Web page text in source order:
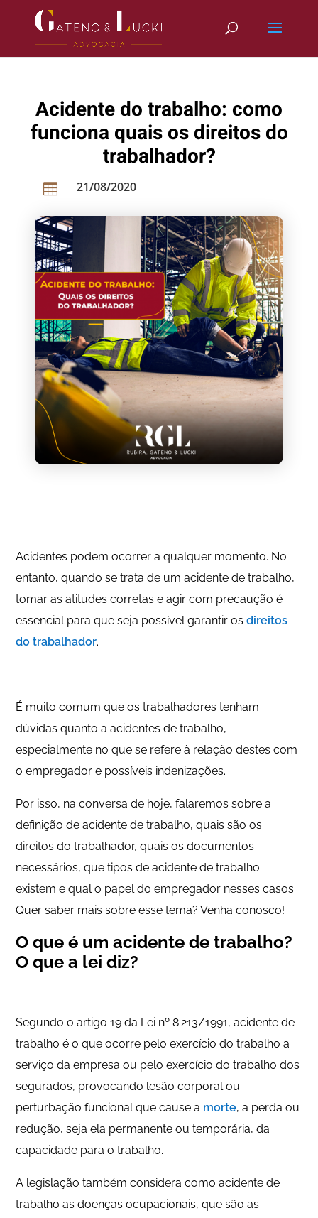
Acidente do trabalho: como
funciona quais os direitos do
trabalhador?
 21/08/2020
Acidentes podem ocorrer a qualquer momento. No
entanto, quando se trata de um acidente de trabalho,
tomar as atitudes corretas e agir com precaução é
essencial para que seja possível garantir os direitos
do trabalhador.
É muito comum que os trabalhadores tenham
dúvidas quanto a acidentes de trabalho,
especialmente no que se refere à relação destes com
o empregador e possíveis indenizações.
Por isso, na conversa de hoje, falaremos sobre a
definição de acidente de trabalho, quais são os
direitos do trabalhador, quais os documentos
necessários, que tipos de acidente de trabalho
existem e qual o papel do empregador nesses casos.
Quer saber mais sobre esse tema? Venha conosco!
O que é um acidente de trabalho?
O que a lei diz?
Segundo o artigo 19 da Lei nº 8.213/1991, acidente de
trabalho é o que ocorre pelo exercício do trabalho a
serviço da empresa ou pelo exercício do trabalho dos
segurados, provocando lesão corporal ou
perturbação funcional que cause a morte, a perda ou
redução, seja ela permanente ou temporária, da
capacidade para o trabalho.
A legislação também considera como acidente de
trabalho as doenças ocupacionais, que são as